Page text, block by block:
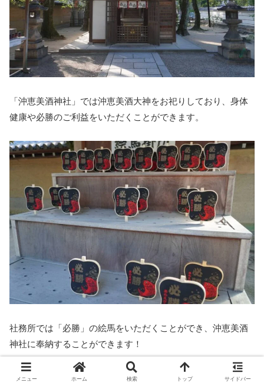
「沖恵美酒神社」では沖恵美酒大神をお祀りしており、身体
健康や必勝のご利益をいただくことができます。
社務所では「必勝」の絵馬をいただくことができ、沖恵美酒
神社に奉納することができます！
メニュー ホーム 検索 トップ サイドバー